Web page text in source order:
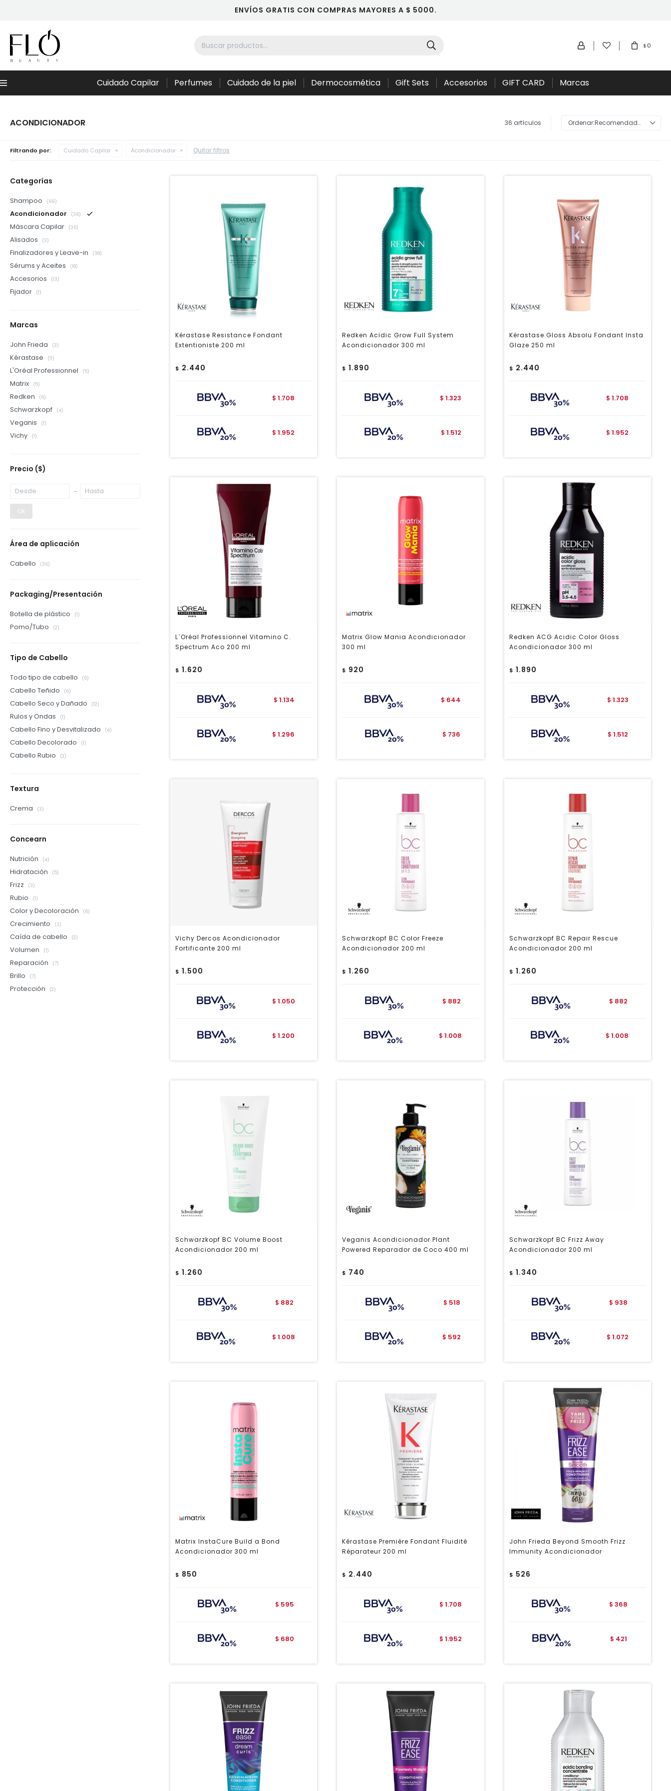
ENVÍOS GRATIS CON COMPRAS MAYORES A $ 5000.
Menú Cuidado Capilar Perfumes Cuidado de la piel Dermocosmética Gift Sets Accesorios GIFT CARD Marcas
$ 0
ACONDICIONADOR 36 artículos Recomendados
Filtrando por: Cuidado Capilar Acondicionador Quitar filtros
Kérastase Resistance Fondant
Extentioniste 200 ml
$ 2.440
$ 1.708
$ 1.952
Redken Acidic Grow Full System
Acondicionador 300 ml
$ 1.890
$ 1.323
$ 1.512
Kérastase Gloss Absolu Fondant Insta
Glaze 250 ml
$ 2.440
$ 1.708
$ 1.952
L´Oréal Professionnel Vitamino C.
Spectrum Aco 200 ml
$ 1.620
$ 1.134
$ 1.296
Matrix Glow Mania Acondicionador
300 ml
$ 920
$ 644
$ 736
Redken ACG Acidic Color Gloss
Acondicionador 300 ml
$ 1.890
$ 1.323
$ 1.512
Vichy Dercos Acondicionador
Fortificante 200 ml
$ 1.500
$ 1.050
$ 1.200
Schwarzkopf BC Color Freeze
Acondicionador 200 ml
$ 1.260
$ 882
$ 1.008
Schwarzkopf BC Repair Rescue
Acondicionador 200 ml
$ 1.260
$ 882
$ 1.008
Schwarzkopf BC Volume Boost
Acondicionador 200 ml
$ 1.260
$ 882
$ 1.008
Veganis Acondicionador Plant
Powered Reparador de Coco 400 ml
$ 740
$ 518
$ 592
Schwarzkopf BC Frizz Away
Acondicionador 200 ml
$ 1.340
$ 938
$ 1.072
Matrix InstaCure Build a Bond
Acondicionador 300 ml
$ 850
$ 595
$ 680
Kérastase Première Fondant Fluidité
Réparateur 200 ml
$ 2.440
$ 1.708
$ 1.952
John Frieda Beyond Smooth Frizz
Immunity Acondicionador
$ 526
$ 368
$ 421
Categorías
Shampoo (69)
Acondicionador (36)
Máscara Capilar (36)
Alisados (3)
Finalizadores y Leave-in (38)
Sérums y Aceites (18)
Accesorios (13)
Fijador (1)
Marcas
John Frieda (3)
Kérastase (11)
L'Oréal Professionnel (5)
Matrix (5)
Redken (6)
Schwarzkopf (4)
Veganis (1)
Vichy (1)
Precio ($)
OK
Área de aplicación
Cabello (36)
Packaging/Presentación
Botella de plástico (1)
Pomo/Tubo (2)
Tipo de Cabello
Todo tipo de cabello (6)
Cabello Teñido (6)
Cabello Seco y Dañado (12)
Rulos y Ondas (1)
Cabello Fino y Desvitalizado (4)
Cabello Decolorado (1)
Cabello Rubio (2)
Textura
Crema (3)
Concearn
Nutrición (4)
Hidratación (5)
Frizz (3)
Rubio (1)
Color y Decoloración (6)
Crecimiento (3)
Caída de cabello (2)
Volumen (1)
Reparación (7)
Brillo (7)
Protección (2)